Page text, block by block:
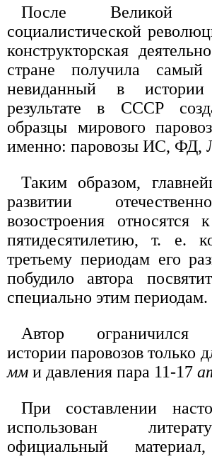
После Великой
социалистической
конструкторская
стране получила
невиданный в
результате в СССР
образцы мирового
именно: паровозы ИС, ФД,
Таким образом,
развитии
возостроения относятся
пятидесятилетию, т. е.
третьему периодам его
побудило автора
специально этим периодам.
Автор ограничился
истории паровозов только
мм и давления пара 11-17
При составлении
использован
официальный